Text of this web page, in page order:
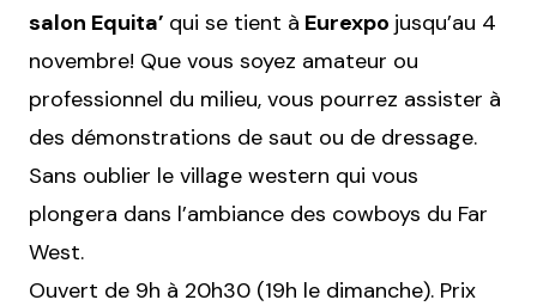
salon Equita’ qui se tient à Eurexpo jusqu’au 4
novembre! Que vous soyez amateur ou
professionnel du milieu, vous pourrez assister à
des démonstrations de saut ou de dressage.
Sans oublier le village western qui vous
plongera dans l’ambiance des cowboys du Far
West.
Ouvert de 9h à 20h30 (19h le dimanche). Prix